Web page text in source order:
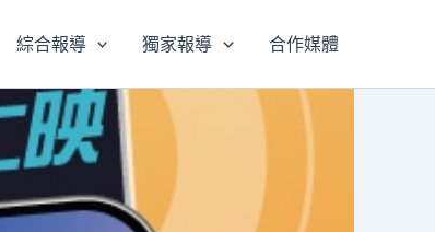
綜合報導 獨家報導 合作媒體